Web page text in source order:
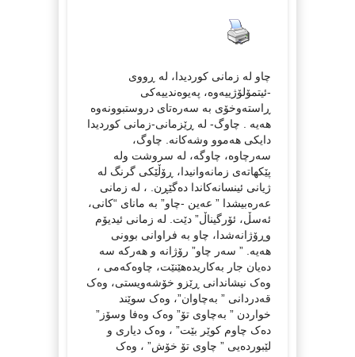
چاو لە زمانی کوردیدا، لە ڕووی
-ئیتمۆلۆژییەوە، پەیوەندییەکی
ڕاستەوخۆی بە سەرەتای دروستبوونەوە
هەیە . چاوگ- لە ڕێزمانی-زمانی کوردیدا
دایکی هەموو وشەکانە. چاوگ،
سەرچاوە، چاوگە، لە سروشت ولە
پێکهاتەی زمانەوانیدا، ڕۆڵێکی گرنگ لە
ژیانی ئینسانەکاندا دەگێڕن. ، لە زمانی
عەرەبیشدا ” عەین -چاو” بە مانای “کانی،
ئەسڵ، ئۆرگیناڵ” دێت. لە زمانی ئیدیۆم
وڕۆژانەشدا، چاو بە فراوانی بوونی
هەیە. ” سەر چاو” رۆژانە و هەرکە سە
دەیان جار بەکاریدەهێنێت، چاوەکەمی ،
وەک نیشاندانی ڕێزو خۆشەویستی، وەک
قەدردانی ” بەچاوان”، وەک سوێند
خواردن ” بەچاوی تۆ” وەک وەفا وسۆز”
دەک چاوم کوێر بێت” ، وەک دیاری و
لێبوردەیی ” چاوی تۆ خۆش” ، وەک